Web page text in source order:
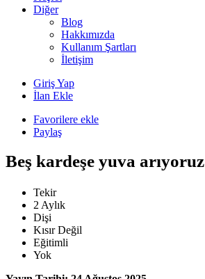
Diğer
Blog
Hakkımızda
Kullanım Şartları
İletişim
Giriş Yap
İlan Ekle
Favorilere ekle
Paylaş
Beş kardeşe yuva arıyoruz
Tekir
2 Aylık
Dişi
Kısır Değil
Eğitimli
Yok